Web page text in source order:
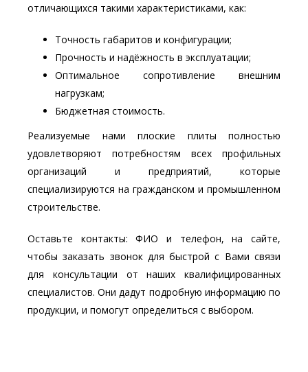
отличающихся такими характеристиками, как:
Точность габаритов и конфигурации;
Прочность и надёжность в эксплуатации;
Оптимальное сопротивление внешним
нагрузкам;
Бюджетная стоимость.
Реализуемые нами плоские плиты полностью
удовлетворяют потребностям всех профильных
организаций и предприятий, которые
специализируются на гражданском и промышленном
строительстве.
Оставьте контакты: ФИО и телефон, на сайте,
чтобы заказать звонок для быстрой с Вами связи
для консультации от наших квалифицированных
специалистов. Они дадут подробную информацию по
продукции, и помогут определиться с выбором.